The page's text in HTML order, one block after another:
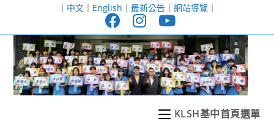
至
｜ 中文｜ English ｜ 最新公告｜ 網站導覽｜
KLSH基中首頁選單